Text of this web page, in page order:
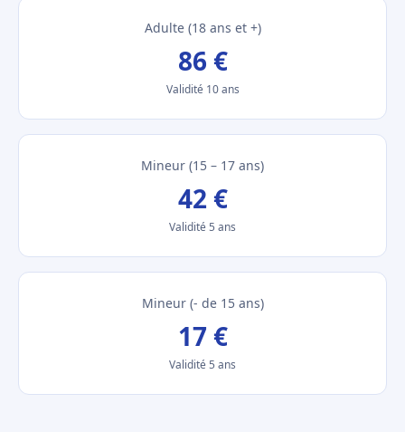
Adulte (18 ans et +)
86 €
Validité 10 ans
Mineur (15 – 17 ans)
42 €
Validité 5 ans
Mineur (- de 15 ans)
17 €
Validité 5 ans